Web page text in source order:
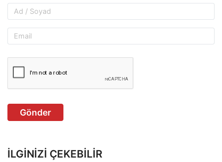
Gönder
İLGINIZI ÇEKEBILIR